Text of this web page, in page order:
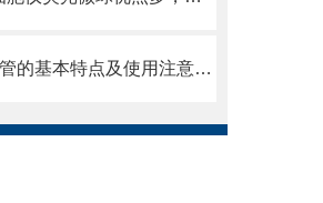
C31597离心管的基本特点及使用注意事项